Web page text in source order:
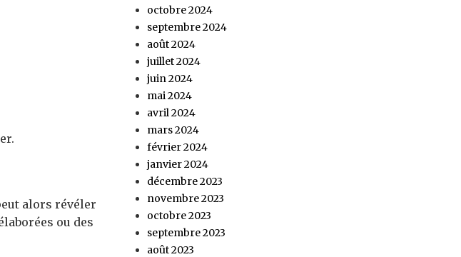
alors révéler
ou des
octobre 2024
septembre 2024
août 2024
juillet 2024
juin 2024
mai 2024
avril 2024
mars 2024
février 2024
janvier 2024
décembre 2023
novembre 2023
octobre 2023
septembre 2023
août 2023